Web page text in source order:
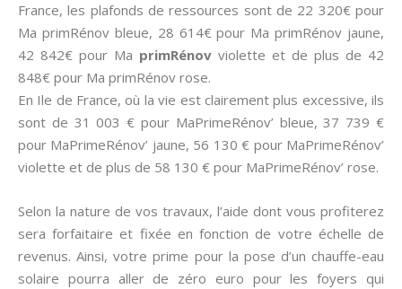
France, les plafonds de ressources sont de 22 320€ pour
Ma primRénov bleue, 28 614€ pour Ma primRénov jaune,
42 842€ pour Ma primRénov violette et de plus de 42
848€ pour Ma primRénov rose.
En Ile de France, où la vie est clairement plus excessive, ils
sont de 31 003 € pour MaPrimeRénov’ bleue, 37 739 €
pour MaPrimeRénov’ jaune, 56 130 € pour MaPrimeRénov’
violette et de plus de 58 130 € pour MaPrimeRénov’ rose.
Selon la nature de vos travaux, l’aide dont vous profiterez
sera forfaitaire et fixée en fonction de votre échelle de
revenus. Ainsi, votre prime pour la pose d’un chauffe-eau
solaire pourra aller de zéro euro pour les foyers qui